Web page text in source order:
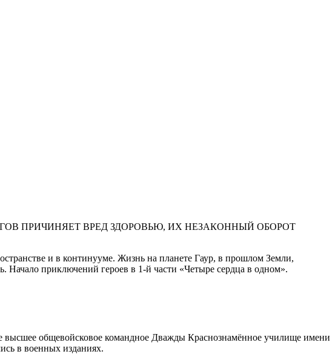
ПРИЧИНЯЕТ ВРЕД ЗДОРОВЬЮ, ИХ НЕЗАКОННЫЙ ОБОРОТ
и в континууме. Жизнь на планете Гаур, в прошлом Земли,
Начало приключений героев в 1-й части «Четыре сердца в одном».
высшее общевойсковое командное Дважды Краснознамённое училище имени
в военных изданиях.